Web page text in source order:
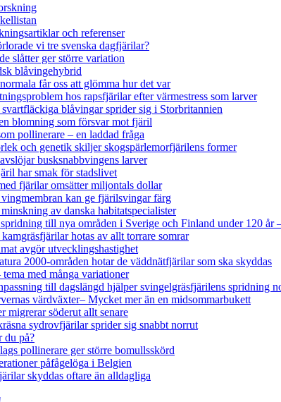
och referenser
vi tre svenska dagfjärilar?
slåtter ger större variation
blåvingehybrid
får oss att glömma hur det var
hos rapsfjärilar efter värmestress som larver
svartfläckiga blåvingar sprider sig i Storbritannien
blomning som försvar mot fjäril
pollinerare – en laddad fråga
och genetik skiljer skogspärlemorfjärilens former
busksnabbvingens larver
har smak för stadslivet
fjärilar omsätter miljontals dollar
kan ge fjärilsvingar färg
av danska habitatspecialister
till nya områden i Sverige och Finland under 120 år
kamgräsfjärilar hotas av allt torrare somrar
avgör utvecklingshastighet
2000-områden hotar de väddnätfjärilar som ska skyddas
med många variationer
till dagslängd hjälper svingelgräsfjärilens spridning
värdväxter– Mycket mer än en midsommarbukett
migrerar söderut allt senare
sydrovfjärilar sprider sig snabbt norrut
du på?
pollinerare ger större bomullsskörd
påfågelöga i Belgien
skyddas oftare än alldagliga